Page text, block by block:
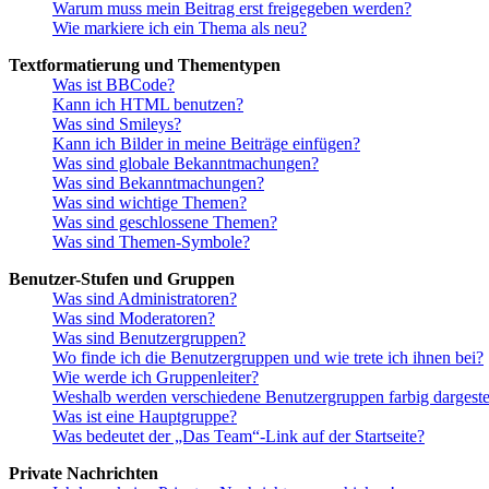
Warum muss mein Beitrag erst freigegeben werden?
Wie markiere ich ein Thema als neu?
Textformatierung und Thementypen
Was ist BBCode?
Kann ich HTML benutzen?
Was sind Smileys?
Kann ich Bilder in meine Beiträge einfügen?
Was sind globale Bekanntmachungen?
Was sind Bekanntmachungen?
Was sind wichtige Themen?
Was sind geschlossene Themen?
Was sind Themen-Symbole?
Benutzer-Stufen und Gruppen
Was sind Administratoren?
Was sind Moderatoren?
Was sind Benutzergruppen?
Wo finde ich die Benutzergruppen und wie trete ich ihnen bei?
Wie werde ich Gruppenleiter?
Weshalb werden verschiedene Benutzergruppen farbig
Was ist eine Hauptgruppe?
Was bedeutet der „Das Team“-Link auf der Startseite?
Private Nachrichten